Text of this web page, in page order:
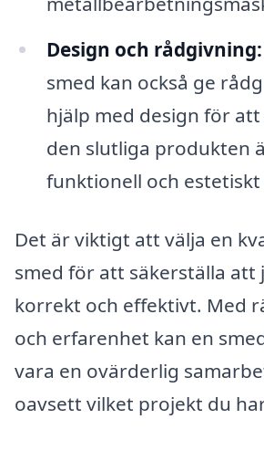
Design och rådgivning:
smed kan också ge
hjälp med design för
den slutliga produkten
funktionell och
Det är viktigt att välja en
smed för att säkerställa
korrekt och effektivt. Med
och erfarenhet kan en
vara en ovärderlig
oavsett vilket projekt du